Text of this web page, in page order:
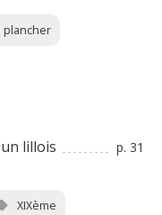
plancher
lillois
p. 31
XIXème